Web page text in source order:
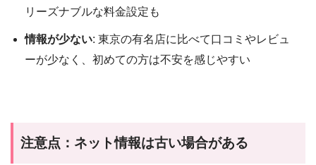
リーズナブルな料金設定も
情報が少ない: 東京の有名店に比べて口コミやレビュ
ーが少なく、初めての方は不安を感じやすい
注意点：ネット情報は古い場合がある